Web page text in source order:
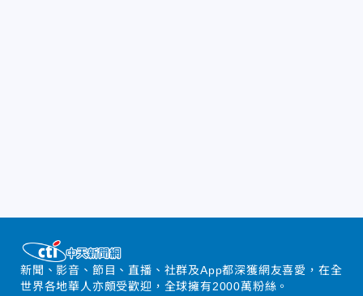
新聞、影音、節目、直播、社群及App都深獲網友喜愛，在全
世界各地華人亦頗受歡迎，全球擁有2000萬粉絲。